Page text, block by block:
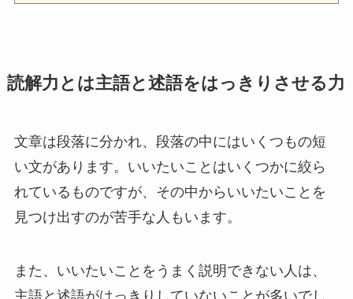
読解力とは主語と述語をはっきりさせる力
文章は段落に分かれ、段落の中にはいくつもの短
い文があります。いいたいことはいくつかに絞ら
れているものですが、その中からいいたいことを
見つけ出すのが苦手な人もいます。
また、いいたいことをうまく説明できない人は、